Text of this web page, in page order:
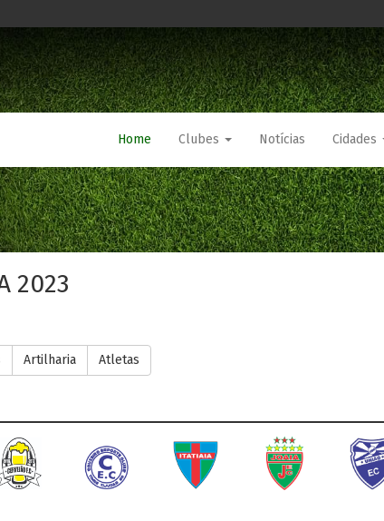
Home Clubes Notícias Cidades
2023
Artilharia Atletas